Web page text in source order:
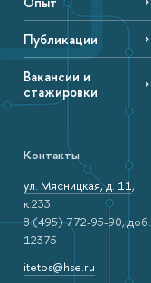
Публикации
Вакансии и
стажировки
Контакты
ул. Мясницкая, д. 11,
к.233
8 (495) 772-95-90, доб.
12375
itetps@hse.ru